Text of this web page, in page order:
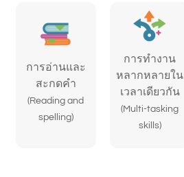
การอ่านและ
สะกดคำ
(Reading and
spelling)
การทำงาน
หลากหลายใน
เวลาเดียวกัน
(Multi-tasking
skills)